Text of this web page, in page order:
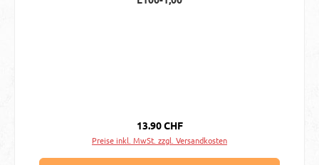
Regulärer Preis:
13.90 CHF
Preise inkl. MwSt. zzgl. Versandkosten